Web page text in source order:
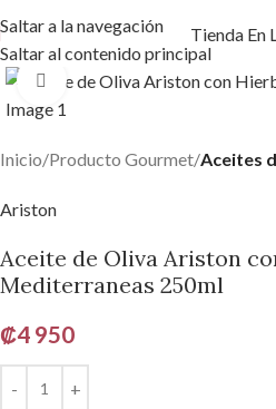
Saltar a la navegación
Saltar al contenido principal
Tienda En
Haga clic para ampliar
Inicio Producto Gourmet Aceites
Ariston
Aceite de Oliva Ariston
Mediterraneas 250ml
₡4 950